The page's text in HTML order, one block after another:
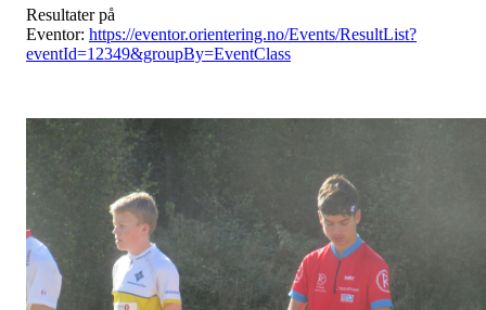
Resultater på
Eventor: https://eventor.orientering.no/Events/ResultList?
eventId=12349&groupBy=EventClass